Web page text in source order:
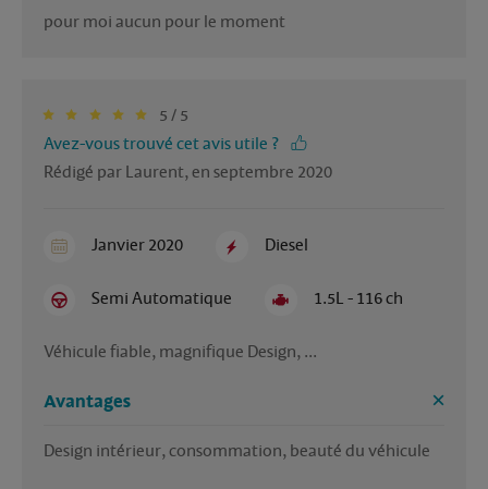
pour moi aucun pour le moment
5 / 5
Avez-vous trouvé cet avis utile ?
Rédigé par Laurent, en septembre 2020
Janvier 2020 Diesel
Semi Automatique 1.5L - 116 ch
Véhicule fiable, magnifique Design, ...
Avantages
Design intérieur, consommation, beauté du véhicule